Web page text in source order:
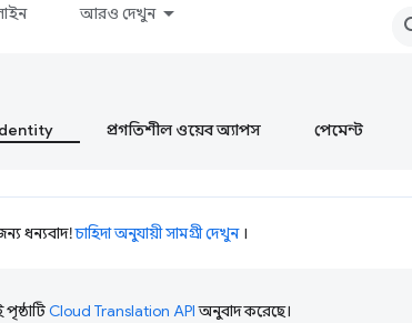
আরও দেখুন
প্রগতিশীল ওয়েব অ্যাপস পেমেন্ট
ধন্যবাদ!চাহিদা অনুযায়ী সামগ্রী দেখুন।
Cloud Translation APIঅনুবাদ করেছে।